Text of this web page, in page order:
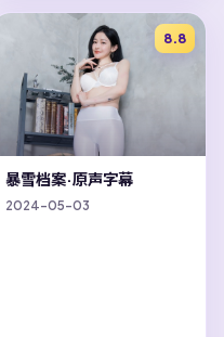
8.8
暴雪档案·原声字幕
2024-05-03